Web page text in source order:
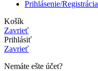
Prihlásenie/Registrácia
Košík
Zavrieť
Prihlásiť
Zavrieť
Nemáte ešte účet?